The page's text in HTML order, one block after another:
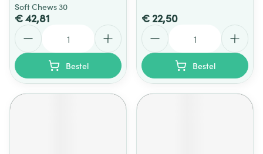
Soft Chews 30
€ 42,81
Bestel
€ 22,50
Bestel